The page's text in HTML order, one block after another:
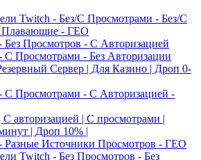
Twitch - Без/С Просмотрами - Без/С
Плавающие - ГЕО
Без Просмотров - С Авторизацией
С Просмотрами - Без Авторизации
Сервер | Для Казино | Дроп 0-
С Просмотрами - С Авторизацией -
С авторизацией | С просмотрами |
| Дроп 10% |
Разные Источники Просмотров - ГЕО
Twitch - Без Просмотров - Без